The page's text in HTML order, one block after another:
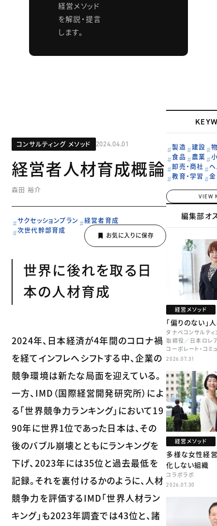
経営メソッド
を解説・提言
します。
コンサルティング メソッド 2024.04.01
経営者人材育成概論
森田 裕介
サクセッションプラン
経営者育成
次世代幹部育成
世界に後れを取る日
本の人材育成
2024年、日本経済が4年間のコロナ禍
を経てインフレへシフトする中、企業の
競争環境は新たな局面を迎えている。
一方、IMD（国際経営開発研究所）によ
る「世界競争力ランキング」において19
90年に世界1位であった日本は、その
後のバブル崩壊とともにランキングを
下げ、2023年には35位と過去最低を
記録。それを裏付けるかのように、人材
競争力を評価するIMD「世界人材ラン
キング」も2023年調査では43位と、諸
製造 建設
食品
農業
卸売・商社
教育・学習
VIEW
編集部オ
経営メソッド
「偏りのない」
タナベコンサルテ
取締役／日本ロレ
コーポレート・コミ
本部長／キャリア
2026.07.31
経営メソッド
多様な女性経
化しない組織
コラボラボ
2026.07.30